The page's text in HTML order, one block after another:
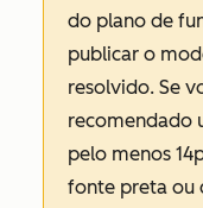
do plano de
publicar o
resolvido. Se
recomendado
pelo menos
fonte preta ou